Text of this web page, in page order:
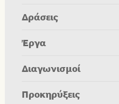
Δράσεις
Έργα
Διαγωνισμοί
Προκηρύξεις